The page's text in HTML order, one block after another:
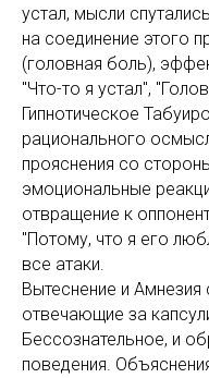
устал, мысли
на соединение этого
(головная боль),
"Что-то я устал",
Гипнотическое
рационального
прояснения со
эмоциональные
отвращение к
"Потому, что я его
все атаки.
Вытеснение и
отвечающие за
Бессознательное, и
поведения.